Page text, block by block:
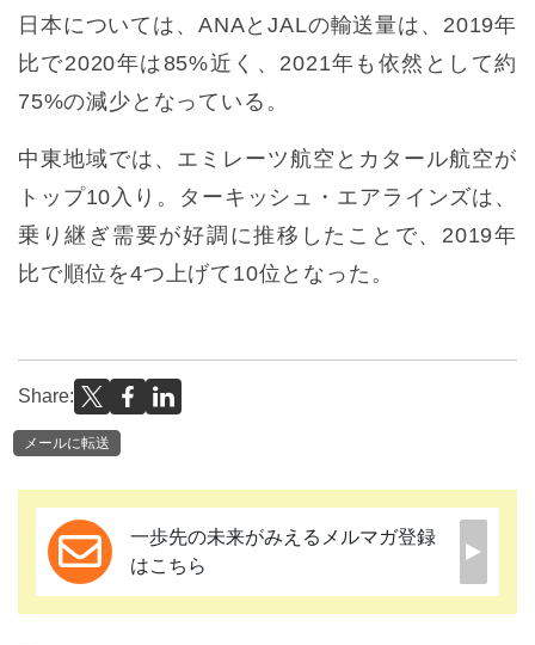
日本については、ANAとJALの輸送量は、2019年
比で2020年は85%近く、2021年も依然として約
75%の減少となっている。
中東地域では、エミレーツ航空とカタール航空が
トップ10入り。ターキッシュ・エアラインズは、
乗り継ぎ需要が好調に推移したことで、2019年
比で順位を4つ上げて10位となった。
Share:
メールに転送
一歩先の未来がみえるメルマガ登録
はこちら